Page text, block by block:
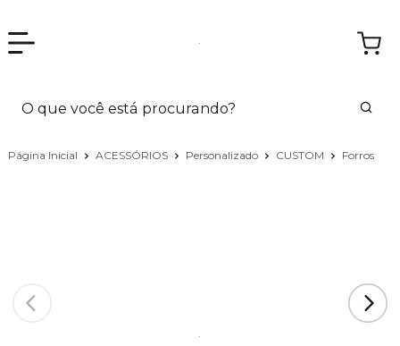
Página Inicial ACESSÓRIOS Personalizado CUSTOM Forros